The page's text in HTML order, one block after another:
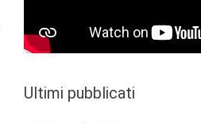
Ultimi pubblicati